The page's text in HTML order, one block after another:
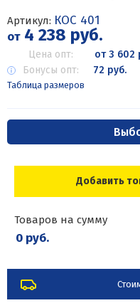
Артикул: КОС 401
от4 238 руб.
Цена опт:
от 3 602
Бонусы опт:
72 руб.
Таблица размеров
Добавить
Товаров на сумму
0 руб.